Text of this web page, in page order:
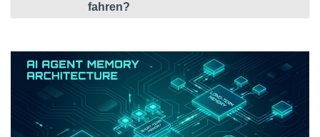
fahren?